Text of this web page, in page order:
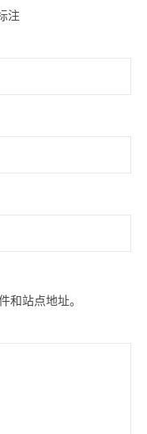
注
和站点地址。